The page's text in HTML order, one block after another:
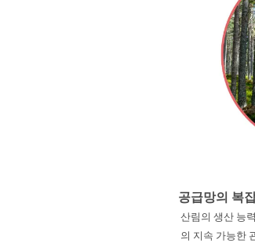
공급망의 복
산림의 생산 능
의 지속 가능한